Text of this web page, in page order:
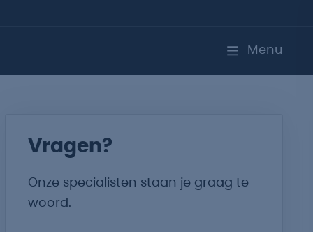
Menu
Vragen?
Onze specialisten staan je graag te
woord.